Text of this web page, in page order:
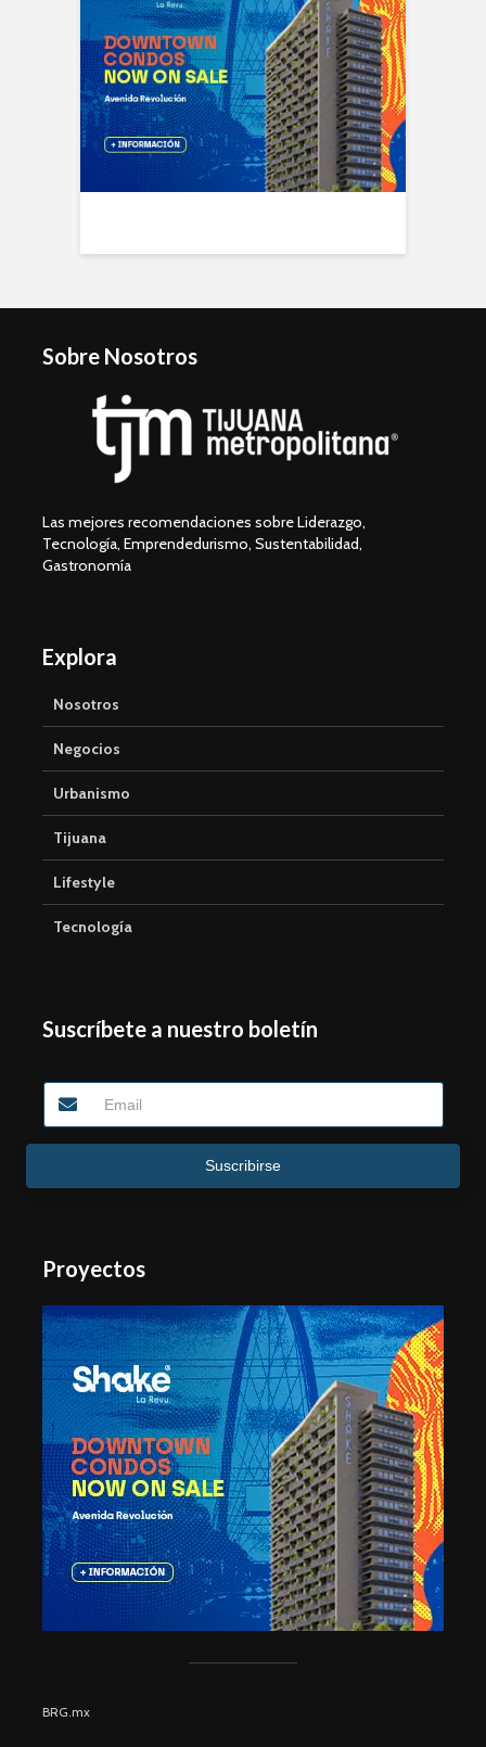
Sobre Nosotros
Las mejores recomendaciones sobre Liderazgo,
Tecnología, Emprendedurismo, Sustentabilidad,
Gastronomía
Explora
Nosotros
Negocios
Urbanismo
Tijuana
Lifestyle
Tecnología
Suscríbete a nuestro boletín
Suscribirse
Proyectos
BRG.mx